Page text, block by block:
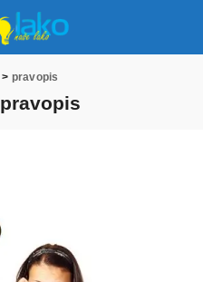
> pravopis
pravopis